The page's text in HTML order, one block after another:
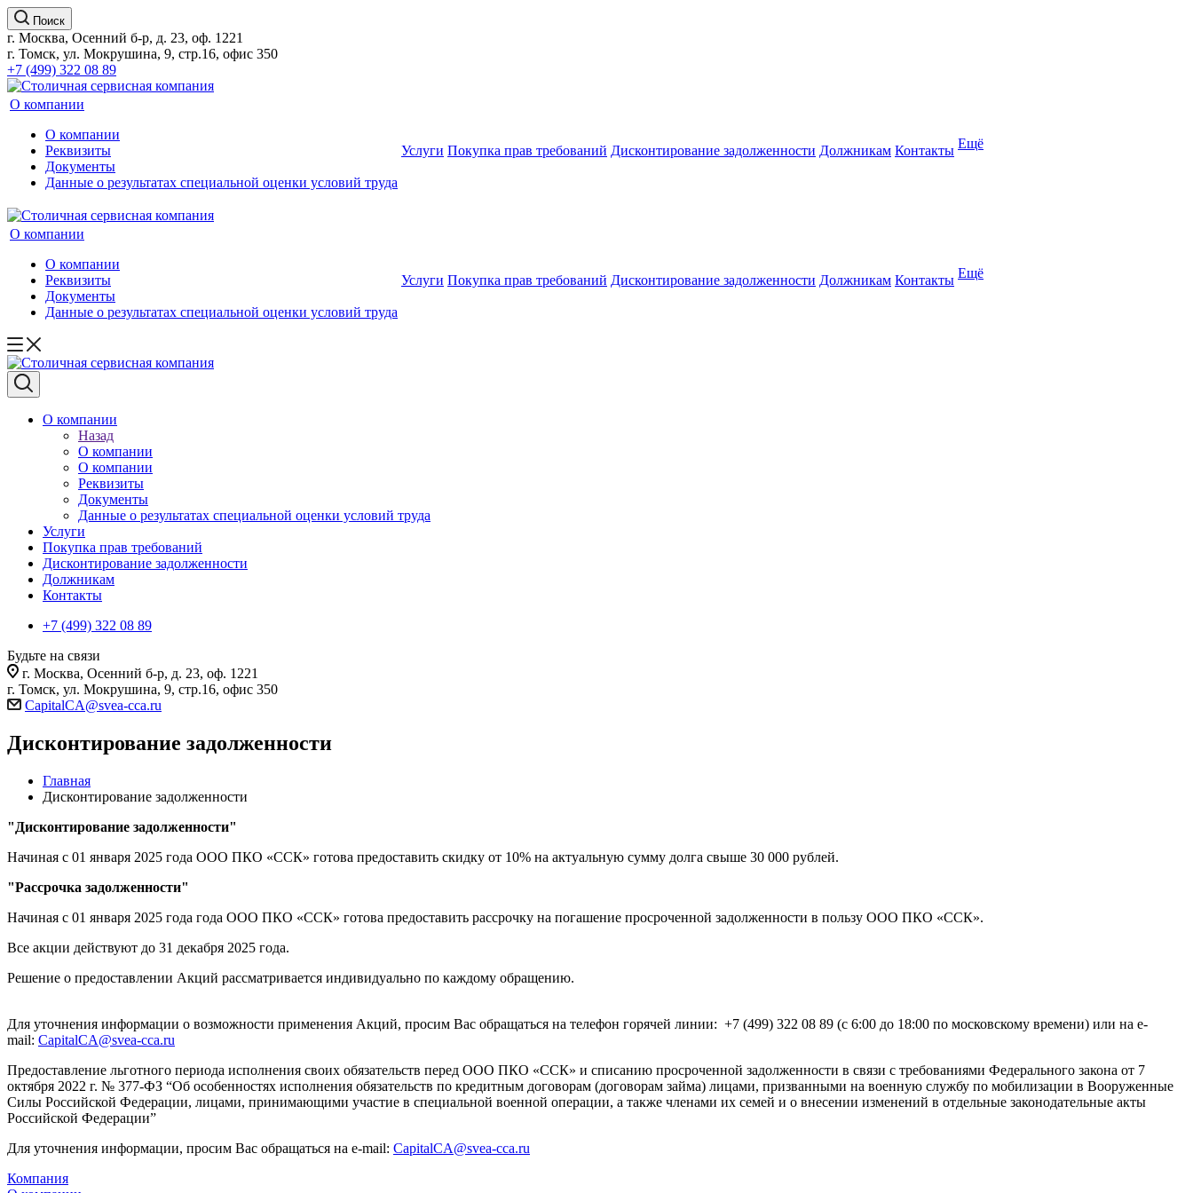
Поиск
г. Москва, Осенний б-р, д. 23, оф. 1221
г. Томск, ул. Мокрушина, 9, стр.16, офис 350
+7 (499) 322 08 89
О компании
О компании
Реквизиты
Документы
Данные о результатах специальной оценки условий труда
Услуги Покупка прав требований Дисконтирование задолженности Должникам Контакты Ещё
О компании
О компании
Реквизиты
Документы
Данные о результатах специальной оценки условий труда
Услуги Покупка прав требований Дисконтирование задолженности Должникам Контакты Ещё
О компании
Назад
О компании
О компании
Реквизиты
Документы
Данные о результатах специальной оценки условий труда
Услуги
Покупка прав требований
Дисконтирование задолженности
Должникам
Контакты
+7 (499) 322 08 89
Будьте на связи
г. Москва, Осенний б-р, д. 23, оф. 1221
г. Томск, ул. Мокрушина, 9, стр.16, офис 350
CapitalCA@svea-cca.ru
Дисконтирование задолженности
Главная
Дисконтирование задолженности
"Дисконтирование задолженности"
Начиная с 01 января 2025 года ООО ПКО «ССК» готова предоставить скидку от 10% на актуальную сумму долга свыше 30 000 рублей.
"Рассрочка задолженности"
Начиная с 01 января 2025 года года ООО ПКО «ССК» готова предоставить рассрочку на погашение просроченной задолженности в пользу ООО ПКО «ССК».
Все акции действуют до 31 декабря 2025 года.
Решение о предоставлении Акций рассматривается индивидуально по каждому обращению.
Для уточнения информации о возможности применения Акций, просим Вас обращаться на телефон горячей линии: +7 (499) 322 08 89 (с 6:00 до 18:00 по московскому времени) или на e-
mail: CapitalCA@svea-cca.ru
Предоставление льготного периода исполнения своих обязательств перед ООО ПКО «ССК» и списанию просроченной задолженности в связи с требованиями Федерального закона от 7
октября 2022 г. № 377-ФЗ “Об особенностях исполнения обязательств по кредитным договорам (договорам займа) лицами, призванными на военную службу по мобилизации в Вооруженные
Силы Российской Федерации, лицами, принимающими участие в специальной военной операции, а также членами их семей и о внесении изменений в отдельные законодательные акты
Российской Федерации”
Для уточнения информации, просим Вас обращаться на e-mail: CapitalCA@svea-cca.ru
Компания